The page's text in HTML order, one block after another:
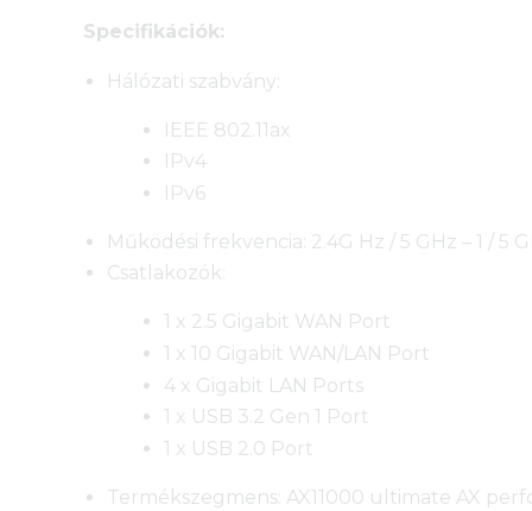
Specifikációk:
Hálózati szabvány:
IEEE 802.11ax
IPv4
IPv6
Működési frekvencia: 2.4G Hz / 5 GHz – 1 / 5
Csatlakozók:
1 x 2.5 Gigabit WAN Port
1 x 10 Gigabit WAN/LAN Port
4 x Gigabit LAN Ports
1 x USB 3.2 Gen 1 Port
1 x USB 2.0 Port
Termékszegmens: AX11000 ultimate AX